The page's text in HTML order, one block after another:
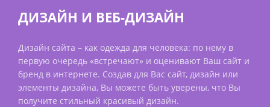
ДИЗАЙН И ВЕБ-ДИЗАЙН
Дизайн сайта – как одежда для человека: по нему в
первую очередь «встречают» и оценивают Ваш сайт и
бренд в интернете. Создав для Вас сайт, дизайн или
элементы дизайна, Вы можете быть уверены, что Вы
получите стильный красивый дизайн.